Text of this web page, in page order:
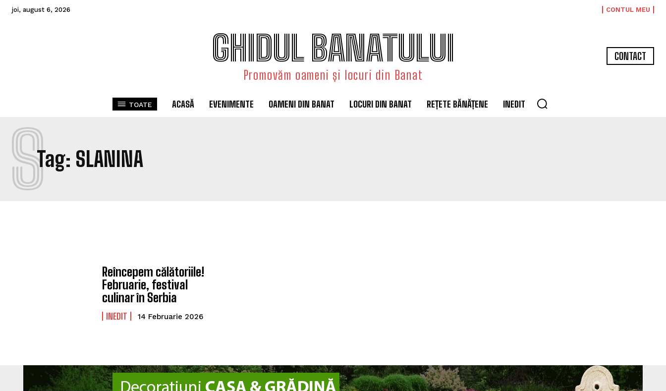
joi, august 6, 2026 CONTUL MEU
GHIDUL BANATULUI
Promovăm oameni și locuri din Banat
CONTACT
TOATE ACASĂ EVENIMENTE OAMENI DIN BANAT LOCURI DIN BANAT REȚETE BĂNĂȚENE INEDIT
Tag: SLANINA
S
Reîncepem călătoriile!
Februarie, festival
culinar în Serbia
INEDIT 14 Februarie 2026